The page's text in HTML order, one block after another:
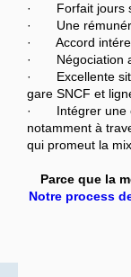
· Forfait jours
· Une
· Accord
· Négociation
· Excellente
gare SNCF et
· Intégrer une
notamment à
qui promeut la
Parce que la
Notre process